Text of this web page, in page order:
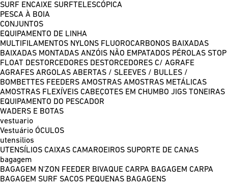
SURF ENCAIXE SURFTELESCÓPICA
PESCA À BOIA
CONJUNTOS
EQUIPAMENTO DE LINHA
MULTIFILAMENTOS NYLONS FLUOROCARBONOS BAIXADAS
BAIXADAS MONTADAS ANZÓIS NÃO EMPATADOS PÉROLAS STOP
FLOAT DESTORCEDORES DESTORCEDORES C/ AGRAFE
AGRAFES ARGOLAS ABERTAS / SLEEVES / BULLES /
BOMBETTES FEEDERS AMOSTRAS AMOSTRAS METÁLICAS
AMOSTRAS FLEXÍVEIS CABEÇOTES EM CHUMBO JIGS TONEIRAS
EQUIPAMENTO DO PESCADOR
WADERS E BOTAS
vestuario
Vestuário ÓCULOS
utensilios
UTENSÍLIOS CAIXAS CAMAROEIROS SUPORTE DE CANAS
bagagem
BAGAGEM N'ZON FEEDER BIVAQUE CARPA BAGAGEM CARPA
BAGAGEM SURF SACOS PEQUENAS BAGAGENS